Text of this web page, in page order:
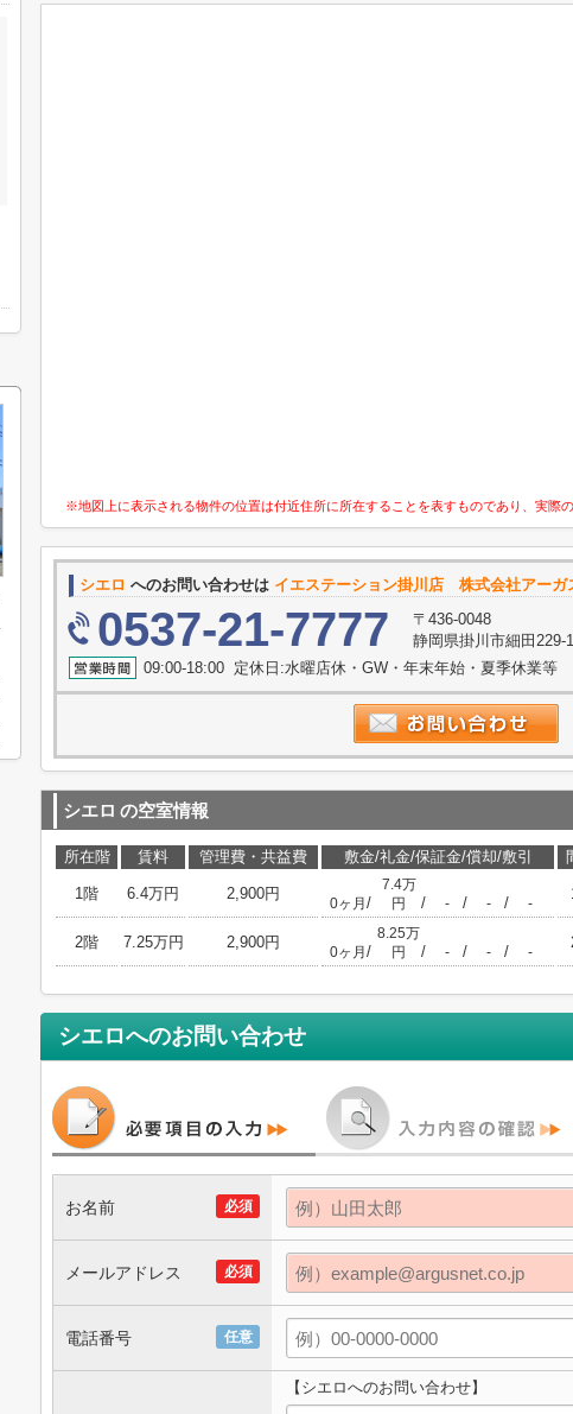
※地図上に表示される物件の位置は付近住所に所在することを表すものであり、実際
シエロ へのお問い合わせは イエステーション掛川店 株式会社アーガ
0537-21-7777
〒436-0048
静岡県掛川市細田229-
09:00-18:00 定休日:水曜店休・GW・年末年始・夏季休業等
シエロ の空室情報
所在階 賃料 管理費・共益費 敷金/礼金/保証金/償却/敷引
1階 6.4万円 2,900円
0ヶ月 /
7.4万
円
/ - / - / -
2階 7.25万円 2,900円
0ヶ月 /
8.25万
円
/ - / - / -
シエロへのお問い合わせ
必須
お名前
必須
メールアドレス
任意
電話番号
【シエロへのお問い合わせ】